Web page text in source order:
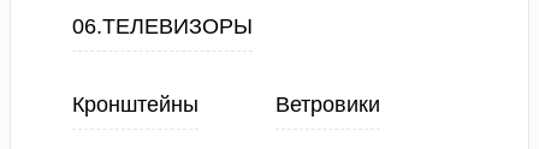
06.ТЕЛЕВИЗОРЫ
Кронштейны Ветровики